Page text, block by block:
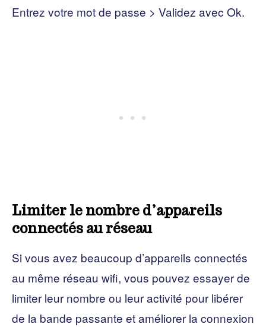
Entrez votre mot de passe > Validez avec Ok.
Limiter le nombre d’appareils
connectés au réseau
Si vous avez beaucoup d’appareils connectés
au même réseau wifi, vous pouvez essayer de
limiter leur nombre ou leur activité pour libérer
de la bande passante et améliorer la connexion